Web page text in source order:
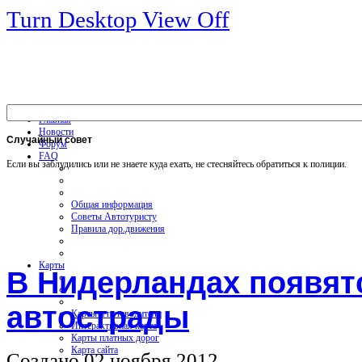
Turn Desktop View Off
Главная
Новости
Форум
FAQ
Общая информация
Советы Автотуристу
Правила дор.движения
Карты
Карты и путеводители
Интерактивная карта
Карты платных дорог
Карта сайта
Случайныйсовет
Если вы заблудились или не знаете куда ехать, не стесняйтесь обратиться к полиции.
В Нидерландах
автострады